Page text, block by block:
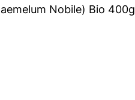
Nobile) Bio 400g